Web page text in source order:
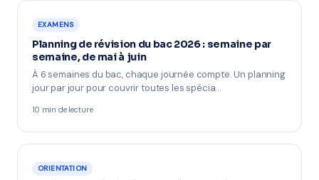
EXAMENS
Planning de révision du bac 2026 : semaine par
semaine, de mai à juin
À 6 semaines du bac, chaque journée compte. Un planning
jour par jour pour couvrir toutes les spécia…
10 min de lecture
ORIENTATION